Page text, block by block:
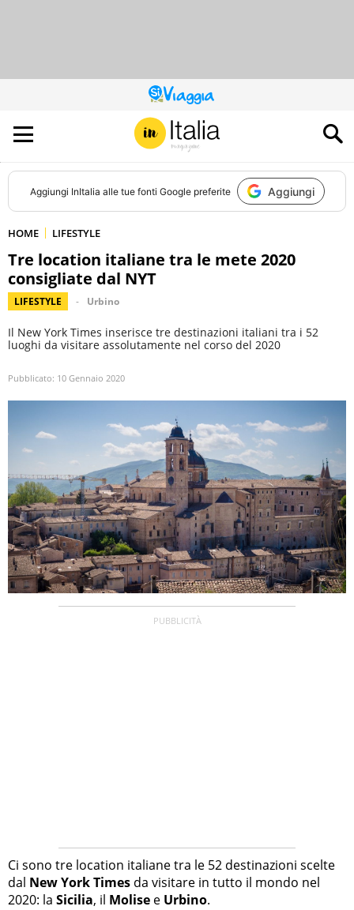
QUESTO
SITO
CONTRIBUISCE
ALL’AUDIENCE
DI
Aggiungi InItalia alle tue fonti Google preferite Aggiungi
HOME LIFESTYLE
Tre location italiane tra le mete 2020
consigliate dal NYT
LIFESTYLE Urbino
Il New York Times inserisce tre destinazioni italiani tra i 52
luoghi da visitare assolutamente nel corso del 2020
Pubblicato: 10 Gennaio 2020
Ci sono tre location italiane tra le 52 destinazioni scelte
dal New York Times da visitare in tutto il mondo nel
2020: la Sicilia, il Molise e Urbino.